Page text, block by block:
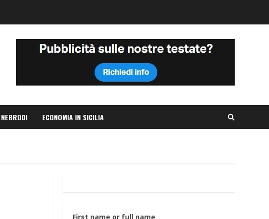
NEBRODI ECONOMIA IN SICILIA
First name or full name